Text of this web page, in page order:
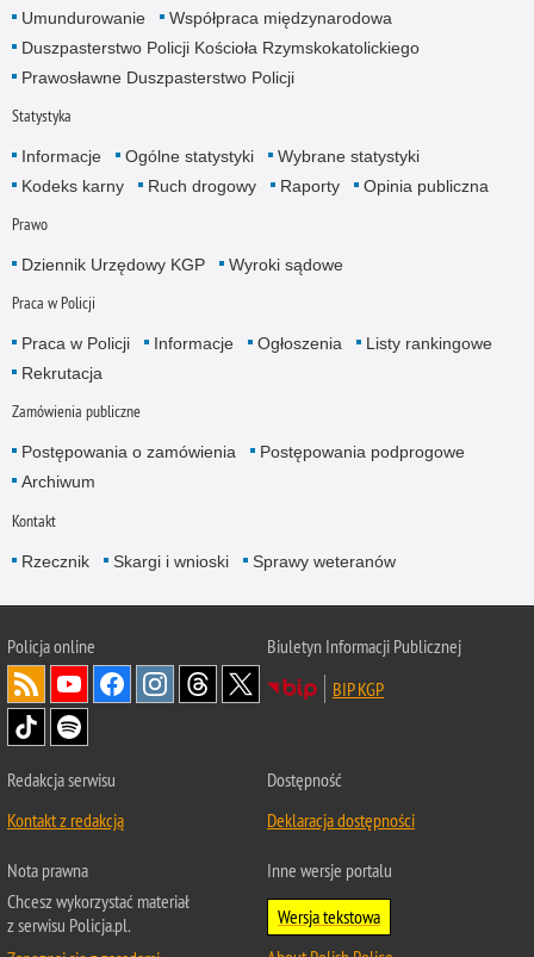
Umundurowanie
Współpraca międzynarodowa
Duszpasterstwo Policji Kościoła Rzymskokatolickiego
Prawosławne Duszpasterstwo Policji
Statystyka
Informacje Ogólne statystyki
Wybrane statystyki
Kodeks karny
Ruch drogowy Raporty Opinia publiczna
Prawo
Dziennik Urzędowy KGP Wyroki sądowe
Praca w Policji
Praca w Policji Informacje Ogłoszenia
Listy rankingowe
Rekrutacja
Zamówienia publiczne
Postępowania o zamówienia
Postępowania podprogowe
Archiwum
Kontakt
Rzecznik Skargi i wnioski Sprawy weteranów
Policjaonline
Biuletyn Informacji Publicznej
BIP KGP
Redakcja serwisu
Kontakt z redakcją
Dostępność
Deklaracja dostępności
Nota prawna
Chcesz wykorzystać materiał
z serwisu Policja.pl.
Inne wersje portalu
Wersja tekstowa